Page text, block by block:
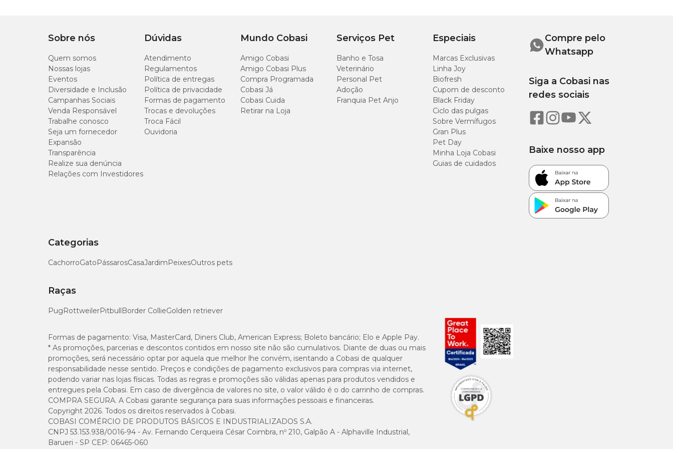
Sobre nós
Quem somos
Nossas lojas
Eventos
Diversidade e Inclusão
Campanhas Sociais
Venda Responsável
Trabalhe conosco
Seja um fornecedor
Expansão
Transparência
Realize sua denúncia
Relações com Investidores
Dúvidas
Atendimento
Regulamentos
Política de entregas
Política de privacidade
Formas de pagamento
Trocas e devoluções
Troca Fácil
Ouvidoria
Mundo Cobasi
Amigo Cobasi
Amigo Cobasi Plus
Compra Programada
Cobasi Já
Cobasi Cuida
Retirar na Loja
Serviços Pet
Banho e Tosa
Veterinário
Personal Pet
Adoção
Franquia Pet Anjo
Especiais
Marcas Exclusivas
Linha Joy
Biofresh
Cupom de desconto
Black Friday
Ciclo das pulgas
Sobre Vermífugos
Gran Plus
Pet Day
Minha Loja Cobasi
Guias de cuidados
Categorias
CachorroGatoPássarosCasaJardimPeixesOutros pets
Raças
PugRottweilerPitbullBorder CollieGolden retriever
Compre pelo
Whatsapp
Siga a Cobasi nas
redes sociais
Baixe nosso app
Formas de pagamento: Visa, MasterCard, Diners Club, American Express; Boleto bancário; Elo e Apple Pay.
* As promoções, parcerias e descontos contidos em nosso site não são cumulativos. Diante de duas ou mais
promoções, será necessário optar por aquela que melhor lhe convém, isentando a Cobasi de qualquer
responsabilidade nesse sentido. Preços e condições de pagamento exclusivos para compras via internet,
podendo variar nas lojas físicas. Todas as regras e promoções são válidas apenas para produtos vendidos e
entregues pela Cobasi. Em caso de divergência de valores no site, o valor válido é o do carrinho de compras.
COMPRA SEGURA. A Cobasi garante segurança para suas informações pessoais e financeiras.
Copyright 2026. Todos os direitos reservados à Cobasi.
COBASI COMÉRCIO DE PRODUTOS BÁSICOS E INDUSTRIALIZADOS S.A.
CNPJ 53.153.938/0016-94 - Av. Fernando Cerqueira César Coimbra, nº 210, Galpão A - Alphaville Industrial,
Barueri - SP CEP: 06465-060